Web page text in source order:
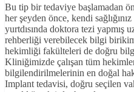
Bu tip bir tedaviye başlamadan
her şeyden önce, kendi
yurtdısında doktora tezi yapmış
rehberliği verebilecek bilgi
hekimliği fakülteleri de doğru
Kliniğimizde çalışan tüm
bilgilendirilmelerinin en doğal
Implant tedavisi, doğru seçilen